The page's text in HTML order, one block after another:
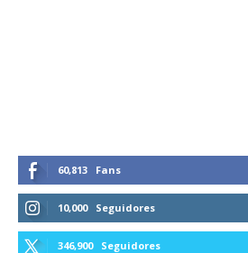
60,813 Fans
10,000 Seguidores
346,900 Seguidores